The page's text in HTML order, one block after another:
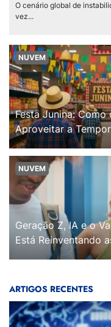
O cenário global de
vez...
NUVEM
Festa Junina:
Aproveitar a
NUVEM
Geração Z, IA e o
Está Reinventando
ARTIGOS RECENTES